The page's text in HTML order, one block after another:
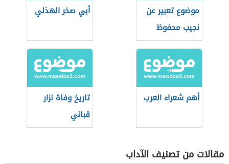
موضوع تعبير عن
نجيب محفوظ
أبي صخر الهذلي
أهم شعراء العرب
تاريخ وفاة نزار
قباني
مقالات من تصنيف الآداب